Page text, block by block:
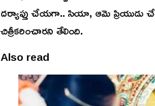
దర్యాప్తు చేయగా.. సియా, ఆమె
చిత్రీకరించారని తేలింది.
Also read